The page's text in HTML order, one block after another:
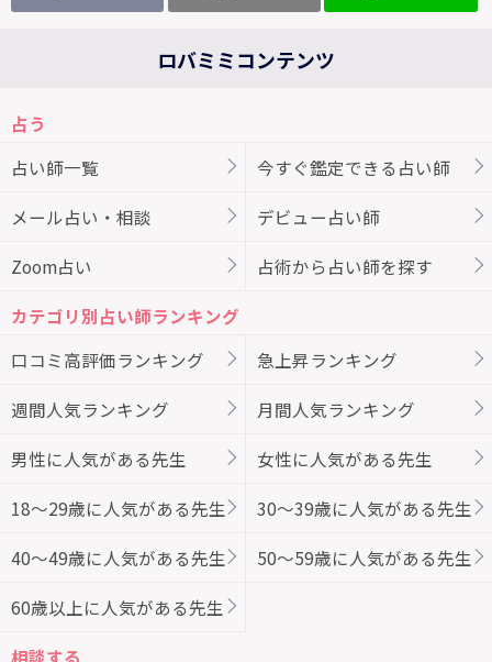
ロバミミコンテンツ
占う
占い師一覧
今すぐ鑑定できる占い師
メール占い・相談 デビュー占い師
Zoom占い 占術から占い師を探す
カテゴリ別占い師ランキング
口コミ高評価ランキング
急上昇ランキング
週間人気ランキング 月間人気ランキング
男性に人気がある先生 女性に人気がある先生
18～29歳に人気がある先生 30～39歳に人気がある先生
40～49歳に人気がある先生 50～59歳に人気がある先生
60歳以上に人気がある先生
相談する